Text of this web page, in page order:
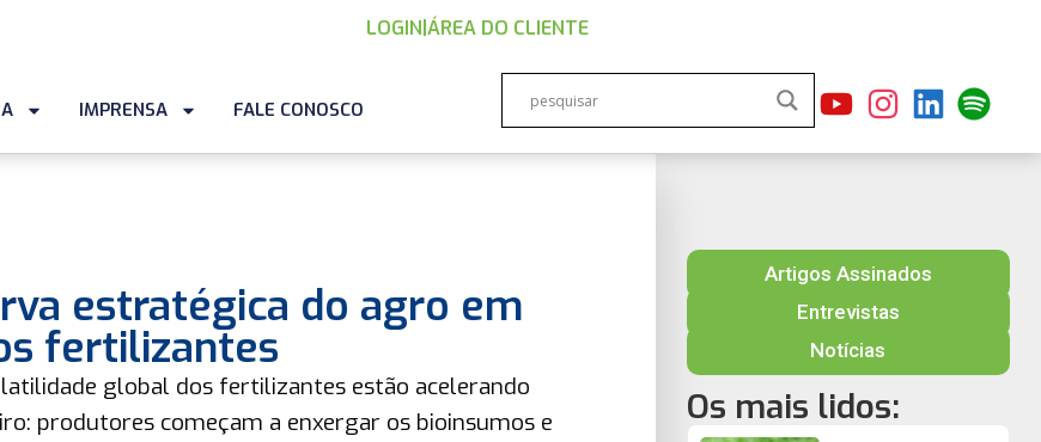
LOGIN |ÁREA DO CLIENTE
IMPRENSA FALE CONOSCO
estratégica do agro em
fertilizantes
global dos fertilizantes estão acelerando
produtores começam a enxergar os bioinsumos e
Artigos Assinados
Entrevistas
Notícias
Os mais lidos: